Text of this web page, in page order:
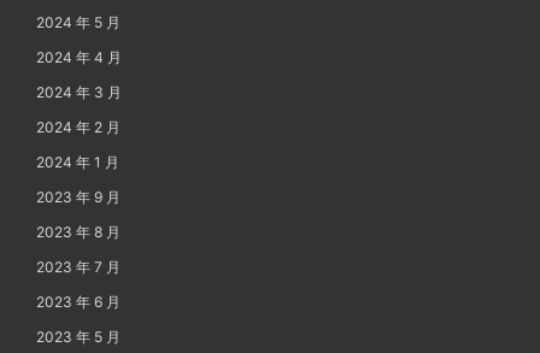
2024 年 5 月
2024 年 4 月
2024 年 3 月
2024 年 2 月
2024 年 1 月
2023 年 9 月
2023 年 8 月
2023 年 7 月
2023 年 6 月
2023 年 5 月